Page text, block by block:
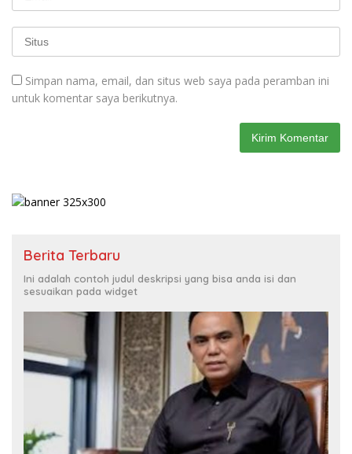
Simpan nama, email, dan situs web saya pada peramban ini
untuk komentar saya berikutnya.
Berita Terbaru
Ini adalah contoh judul deskripsi yang bisa anda isi dan
sesuaikan pada widget